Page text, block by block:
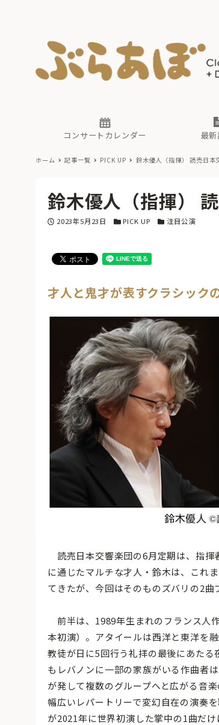
コンサートカレンダー 最
ホーム 記事一覧 PICK UP 鈴木優人（指揮） 読売日本
鈴木優人（指揮）
投稿日
2023年5月23日 カテゴリー
PICK UP カテゴリー
注目公演
才人と鬼才が表すクラシック
読売日本交響楽団の6月定期は、指揮
に通じたマルチな才人・鈴木は、これ
てきたが、今回はそのものズバリの2曲
前半は、1989年生まれのフランス人
本初演）。アタイールは西洋と東洋を
教徒が日に5回行う礼拝の最後にあた
もレバノンに一部の家族がいる作曲者
が発して複数のグループへと広がる音
幅広いレパートリーで変幻自在の演奏
が2021年に世界初演した掌中の1曲だ